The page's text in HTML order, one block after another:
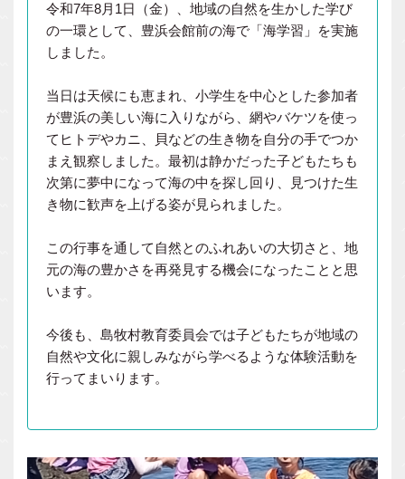
令和7年8月1日（金）、地域の自然を生かした学び
の一環として、豊浜会館前の海で「海学習」を実施
しました。
当日は天候にも恵まれ、小学生を中心とした参加者
が豊浜の美しい海に入りながら、網やバケツを使っ
てヒトデやカニ、貝などの生き物を自分の手でつか
まえ観察しました。最初は静かだった子どもたちも
次第に夢中になって海の中を探し回り、見つけた生
き物に歓声を上げる姿が見られました。
この行事を通して自然とのふれあいの大切さと、地
元の海の豊かさを再発見する機会になったことと思
います。
今後も、島牧村教育委員会では子どもたちが地域の
自然や文化に親しみながら学べるような体験活動を
行ってまいります。